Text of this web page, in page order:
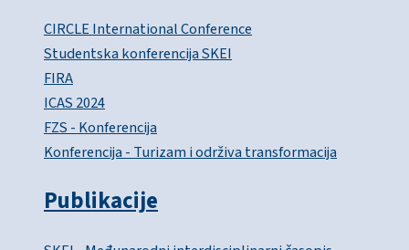
CIRCLE International Conference
Studentska konferencija SKEI
FIRA
ICAS 2024
FZS - Konferencija
Konferencija - Turizam i održiva transformacija
Publikacije